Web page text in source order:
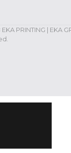
PRINTING | EKA